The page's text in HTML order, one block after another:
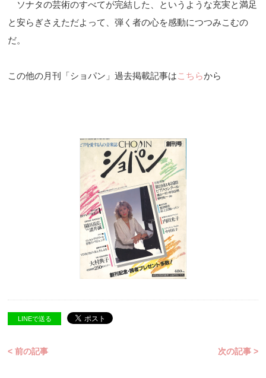
ソナタの芸術のすべてが完結した、というような充実と満足
と安らぎさえただよって、弾く者の心を感動につつみこむの
だ。
この他の月刊「ショパン」過去掲載記事はこちらから
LINEで送る
< 前の記事 次の記事 >